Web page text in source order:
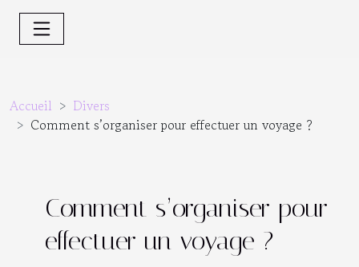
Accueil
Divers
Comment s’organiser pour effectuer un voyage ?
Comment s’organiser pour
effectuer un voyage ?